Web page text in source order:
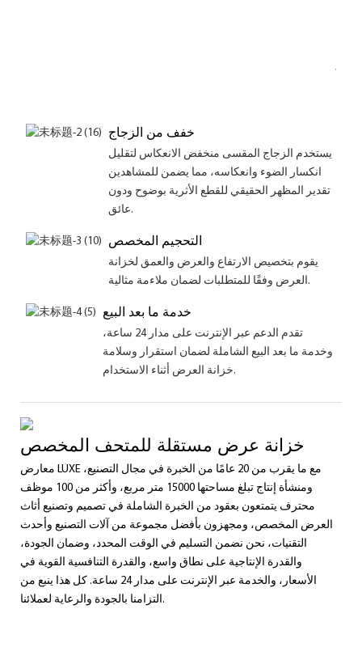
خفف من الزجاج
يستخدم الزجاج المقسى منخفض الانعكاس لتقليل
انكسار الضوء وانعكاسه، مما يضمن للمشاهدين
تقدير المظهر الحقيقي للقطع الأثرية بوضوح ودون
عائق.
التحجيم المخصص
يقوم بتخصيص الارتفاع والعرض والعمق لخزانة
العرض وفقًا للمتطلبات لضمان ملاءمة مثالية.
خدمة ما بعد البيع
تقدم الدعم عبر الإنترنت على مدار 24 ساعة،
وخدمة ما بعد البيع الشاملة لضمان استقرار وسلامة
خزانة العرض أثناء الاستخدام.
خزانة عرض مستقلة للمتحف المخصص
معارض LUXE مع ما يقرب من 20 عامًا من الخبرة في مجال التصنيع،
ومنشأة إنتاج تبلغ مساحتها 15000 متر مربع، وأكثر من 100 موظف
محترف يتمتعون بعقود من الخبرة الشاملة في تصميم وتصنيع أثاث
العرض المخصص، ومجهزون بأفضل مجموعة من آلات التصنيع وأحدث
التقنيات، نحن نضمن التسليم في الوقت المحدد، وضمان الجودة،
والقدرة الإنتاجية على نطاق واسع، والقدرة التنافسية القوية في
الأسعار، والخدمة عبر الإنترنت على مدار 24 ساعة. كل هذا ينبع من
التزامنا بالجودة والرعاية لعملائنا.